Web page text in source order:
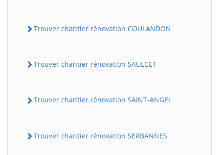
Trouver chantier rénovation COULANDON
Trouver chantier rénovation SAULCET
Trouver chantier rénovation SAINT-ANGEL
Trouver chantier rénovation SERBANNES